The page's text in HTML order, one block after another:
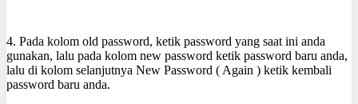
4. Pada kolom old password, ketik password yang saat ini anda
gunakan, lalu pada kolom new password ketik password baru anda,
lalu di kolom selanjutnya New Password ( Again ) ketik kembali
password baru anda.